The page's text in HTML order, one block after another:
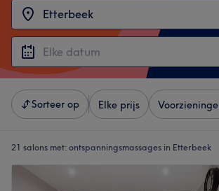
Sorteer op Elke prijs
21 salons met: ontspanningsmassages in Etterbeek